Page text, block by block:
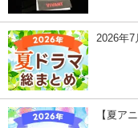
2026年7
【夏ア